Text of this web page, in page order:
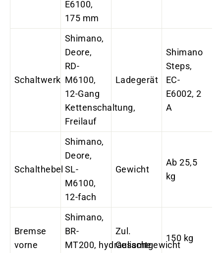
E6100,
175 mm
Schaltwerk
Shimano,
Deore,
RD-
M6100,
12-Gang
Kettenschaltung,
Freilauf
Ladegerät
Shimano
Steps,
EC-
E6002, 2
A
Schalthebel
Shimano,
Deore,
SL-
M6100,
12-fach
Gewicht
Ab 25,5
kg
Bremse
vorne
Shimano,
BR-
MT200, hydraulische
Zul.
Gesamtgewicht
150 kg